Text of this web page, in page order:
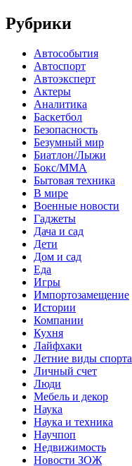
Рубрики
Автособытия
Автоспорт
Автоэксперт
Актеры
Аналитика
Баскетбол
Безопасность
Безумный мир
Биатлон/Лыжи
Бокс/MMA
Бытовая техника
В мире
Военные новости
Гаджеты
Дача и сад
Дети
Дом и сад
Еда
Игры
Импортозамещение
Истории
Компании
Кухня
Лайфхаки
Летние виды спорта
Личный счет
Люди
Мебель и декор
Наука
Наука и техника
Научпоп
Недвижимость
Новости ЗОЖ